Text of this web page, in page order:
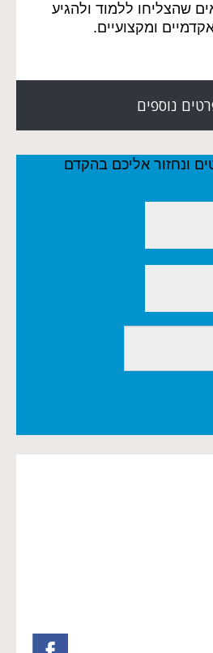
שהצליחו ללמוד ולהגיע
ומקצועיים.
נוספים
ונחזור אליכם בהקדם